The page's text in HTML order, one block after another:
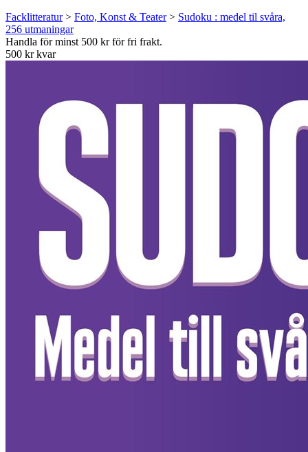
Facklitteratur> Foto, Konst & Teater> Sudoku : medel til svåra,
256 utmaningar
Handla för minst 500 kr för fri frakt.
500 kr kvar